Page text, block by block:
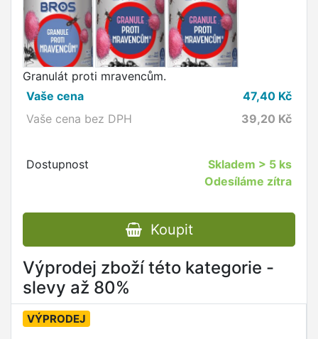
Granulát proti mravencům.
Vaše cena
47,40 Kč
Vaše cena bez DPH
39,20 Kč
Dostupnost Skladem > 5 ks
Odesíláme zítra
Koupit
Výprodej zboží této kategorie -
slevy až 80%
VÝPRODEJ